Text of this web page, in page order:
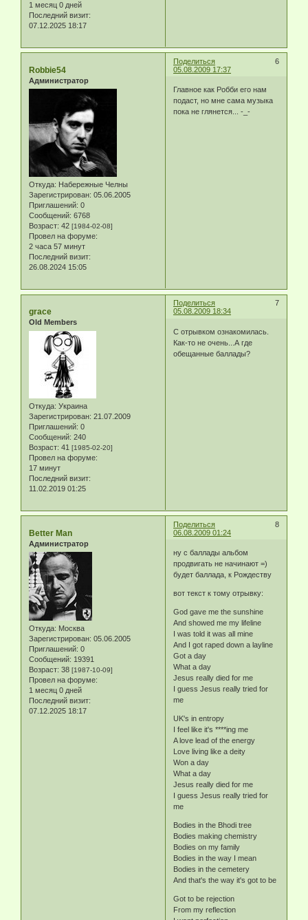
1 месяц 0 дней
Последний визит:
07.12.2025 18:17
Поделиться
6
05.08.2009 17:37
Robbie54
Администратор
Откуда: Набережные Челны
Зарегистрирован: 05.06.2005
Приглашений: 0
Сообщений: 6768
Возраст: 42 [1984-02-08]
Провел на форуме:
2 часа 57 минут
Последний визит:
26.08.2024 15:05
Главное как Робби его нам
подаст, но мне сама музыка
пока не глянется... -_-
Поделиться
7
05.08.2009 18:34
grace
Old Members
Откуда: Украина
Зарегистрирован: 21.07.2009
Приглашений: 0
Сообщений: 240
Возраст: 41 [1985-02-20]
Провел на форуме:
17 минут
Последний визит:
11.02.2019 01:25
C отрывком ознакомилась.
Как-то не очень...А где
обещанные баллады?
Поделиться
8
06.08.2009 01:24
Better Man
Администратор
Откуда: Москва
Зарегистрирован: 05.06.2005
Приглашений: 0
Сообщений: 19391
Возраст: 38 [1987-10-09]
Провел на форуме:
1 месяц 0 дней
Последний визит:
07.12.2025 18:17
ну с баллады альбом
продвигать не начинают =)
будет баллада, к Рождеству
вот текст к тому отрывку:
God gave me the sunshine
And showed me my lifeline
I was told it was all mine
And I got raped down a layline
Got a day
What a day
Jesus really died for me
I guess Jesus really tried for
me
UK's in entropy
I feel like it's ****ing me
A love lead of the energy
Love living like a deity
Won a day
What a day
Jesus really died for me
I guess Jesus really tried for
me
Bodies in the Bhodi tree
Bodies making chemistry
Bodies on my family
Bodies in the way I mean
Bodies in the cemetery
And that's the way it's got to be
Got to be rejection
From my reflection